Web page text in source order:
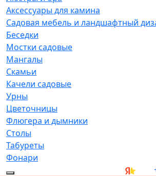
Аксессуары для камина
Садовая мебель и ландшафтный
Беседки
Мостки садовые
Мангалы
Скамьи
Качели садовые
Урны
Цветочницы
Флюгера и дымники
Столы
Табуреты
Фонари